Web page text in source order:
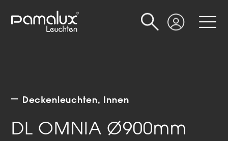
Login
Suche
Deckenleuchten Innen
DL OMNIA Ø900mm